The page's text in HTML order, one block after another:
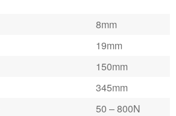
8mm
19mm
150mm
345mm
50 – 800N